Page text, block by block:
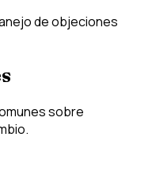
de objeciones
sobre